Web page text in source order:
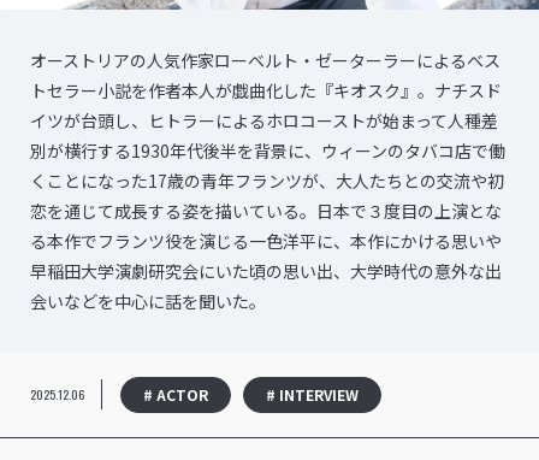
オーストリアの人気作家ローベルト・ゼーターラーによるベス
トセラー小説を作者本人が戯曲化した『キオスク』。ナチスド
イツが台頭し、ヒトラーによるホロコーストが始まって人種差
別が横行する1930年代後半を背景に、ウィーンのタバコ店で働
くことになった17歳の青年フランツが、大人たちとの交流や初
恋を通じて成長する姿を描いている。日本で３度目の上演とな
る本作でフランツ役を演じる一色洋平に、本作にかける思いや
早稲田大学演劇研究会にいた頃の思い出、大学時代の意外な出
会いなどを中心に話を聞いた。
2025.12.06 # ACTOR # INTERVIEW